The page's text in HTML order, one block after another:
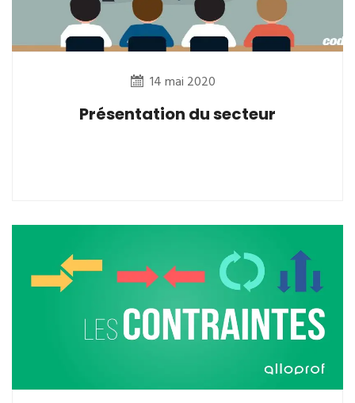
14 mai 2020
Présentation du secteur